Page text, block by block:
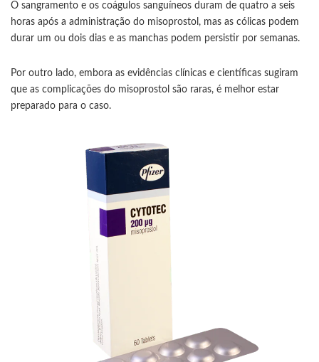
O sangramento e os coágulos sanguíneos duram de quatro a seis
horas após a administração do misoprostol, mas as cólicas podem
durar um ou dois dias e as manchas podem persistir por semanas.
Por outro lado, embora as evidências clínicas e científicas sugiram
que as complicações do misoprostol são raras, é melhor estar
preparado para o caso.